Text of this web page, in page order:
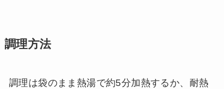
調理方法
調理は袋のまま熱湯で約5分加熱するか、耐熱